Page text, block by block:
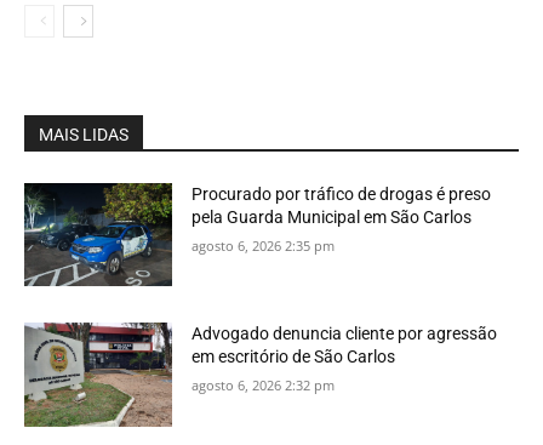
MAIS LIDAS
Procurado por tráfico de drogas é preso
pela Guarda Municipal em São Carlos
agosto 6, 2026 2:35 pm
Advogado denuncia cliente por agressão
em escritório de São Carlos
agosto 6, 2026 2:32 pm